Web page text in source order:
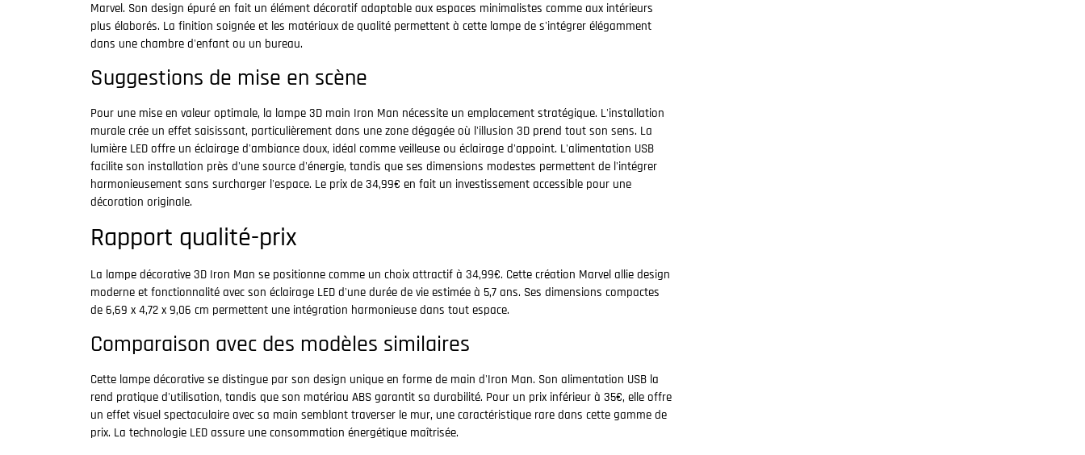
Marvel. Son design épuré en fait un élément décoratif adaptable aux espaces minimalistes comme aux intérieurs
plus élaborés. La finition soignée et les matériaux de qualité permettent à cette lampe de s'intégrer élégamment
dans une chambre d'enfant ou un bureau.
Suggestions de mise en scène
Pour une mise en valeur optimale, la lampe 3D main Iron Man nécessite un emplacement stratégique. L'installation
murale crée un effet saisissant, particulièrement dans une zone dégagée où l'illusion 3D prend tout son sens. La
lumière LED offre un éclairage d'ambiance doux, idéal comme veilleuse ou éclairage d'appoint. L'alimentation USB
facilite son installation près d'une source d'énergie, tandis que ses dimensions modestes permettent de l'intégrer
harmonieusement sans surcharger l'espace. Le prix de 34,99€ en fait un investissement accessible pour une
décoration originale.
Rapport qualité-prix
La lampe décorative 3D Iron Man se positionne comme un choix attractif à 34,99€. Cette création Marvel allie design
moderne et fonctionnalité avec son éclairage LED d'une durée de vie estimée à 5,7 ans. Ses dimensions compactes
de 6,69 x 4,72 x 9,06 cm permettent une intégration harmonieuse dans tout espace.
Comparaison avec des modèles similaires
Cette lampe décorative se distingue par son design unique en forme de main d'Iron Man. Son alimentation USB la
rend pratique d'utilisation, tandis que son matériau ABS garantit sa durabilité. Pour un prix inférieur à 35€, elle offre
un effet visuel spectaculaire avec sa main semblant traverser le mur, une caractéristique rare dans cette gamme de
prix. La technologie LED assure une consommation énergétique maîtrisée.